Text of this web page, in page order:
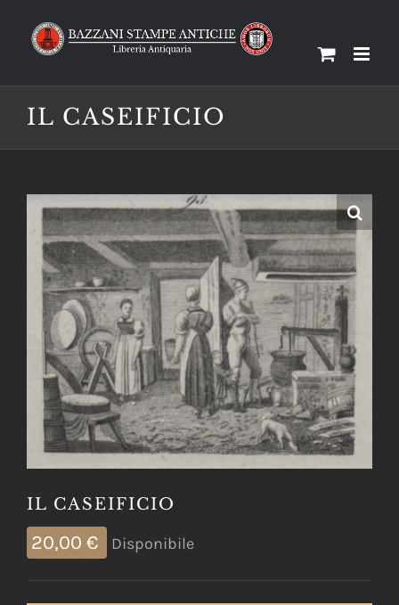
IL CASEIFICIO
IL CASEIFICIO
20,00 € Disponibile